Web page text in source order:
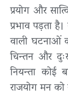
प्रयोग और
प्रभाव पड़ता
वाली घटनाओं
चिन्तन और
नियन्ता कोई
राजयोग मन